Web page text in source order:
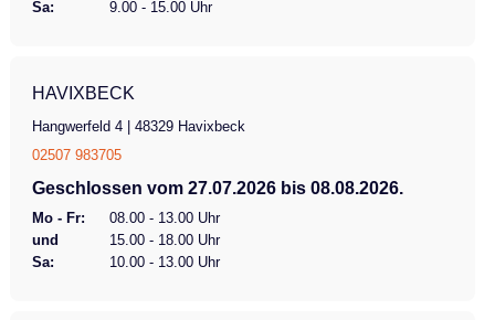
Sa:
9.00 - 15.00 Uhr
HAVIXBECK
Hangwerfeld 4 | 48329 Havixbeck
02507 983705
Geschlossen vom 27.07.2026 bis 08.08.2026.
Mo - Fr:
08.00 - 13.00 Uhr
und
15.00 - 18.00 Uhr
Sa:
10.00 - 13.00 Uhr